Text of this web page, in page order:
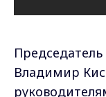
Владимир